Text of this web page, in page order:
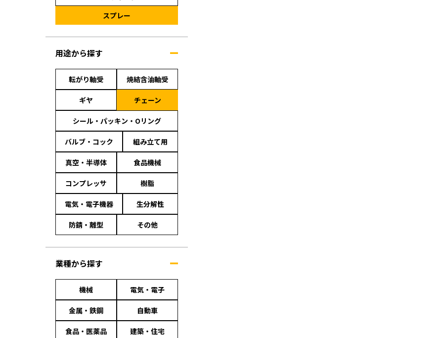
スプレー
用途から探す
転がり軸受 焼結含油軸受
ギヤ チェーン
シール・パッキン・Oリング
バルブ・コック 組み立て用
真空・半導体 食品機械
コンプレッサ 樹脂
電気・電子機器 生分解性
防錆・離型 その他
業種から探す
機械 電気・電子
金属・鉄鋼 自動車
食品・医薬品 建築・住宅